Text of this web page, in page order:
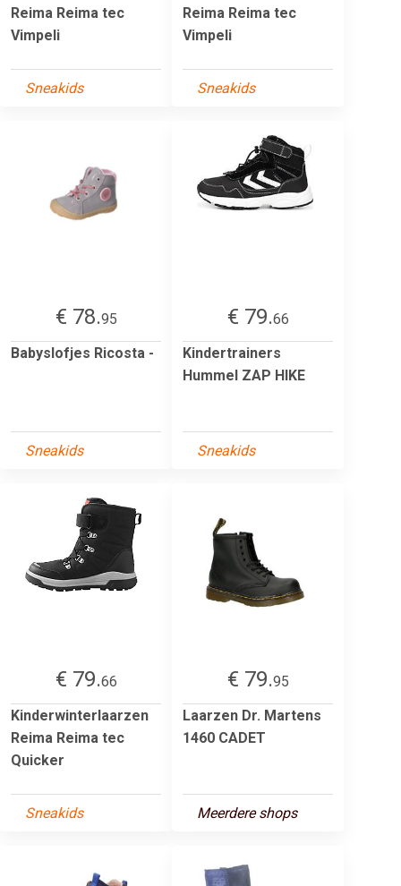
Reima Reima tec
Vimpeli
Sneakids
Reima Reima tec
Vimpeli
Sneakids
€ 78.95
Babyslofjes Ricosta -
Sneakids
€ 79.66
Kindertrainers
Hummel ZAP HIKE
Sneakids
€ 79.66
Kinderwinterlaarzen
Reima Reima tec
Quicker
Sneakids
€ 79.95
Laarzen Dr. Martens
1460 CADET
Meerdere shops